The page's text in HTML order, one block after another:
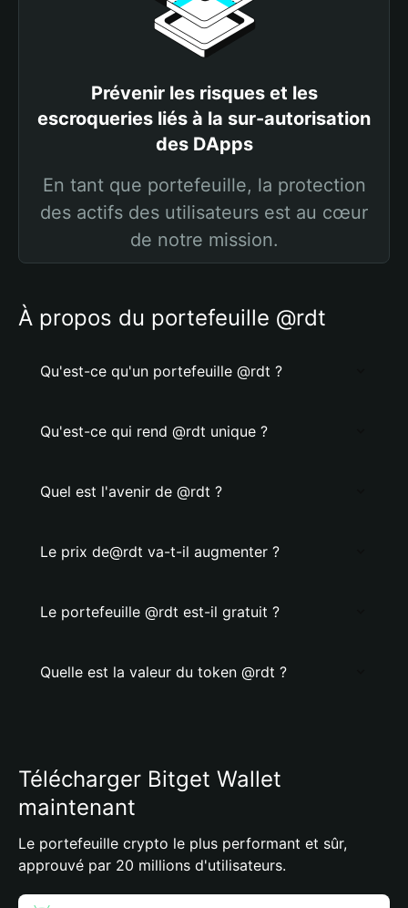
Prévenir les risques et les
escroqueries liés à la sur-autorisation
des DApps
En tant que portefeuille, la protection
des actifs des utilisateurs est au cœur
de notre mission.
À propos du portefeuille @rdt
Qu'est-ce qu'un portefeuille @rdt ?
Qu'est-ce qui rend @rdt unique ?
Quel est l'avenir de @rdt ?
Le prix de@rdt va-t-il augmenter ?
Le portefeuille @rdt est-il gratuit ?
Quelle est la valeur du token @rdt ?
Télécharger Bitget Wallet
maintenant
Le portefeuille crypto le plus performant et sûr,
approuvé par 20 millions d'utilisateurs.